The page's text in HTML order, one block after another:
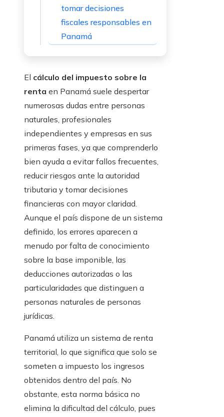
tomar decisiones
fiscales responsables en
Panamá
El cálculo del impuesto sobre la
renta en Panamá suele despertar
numerosas dudas entre personas
naturales, profesionales
independientes y empresas en sus
primeras fases, ya que comprenderlo
bien ayuda a evitar fallos frecuentes,
reducir riesgos ante la autoridad
tributaria y tomar decisiones
financieras con mayor claridad.
Aunque el país dispone de un sistema
definido, los errores aparecen a
menudo por falta de conocimiento
sobre la base imponible, las
deducciones autorizadas o las
particularidades que distinguen a
personas naturales de personas
jurídicas.
Panamá utiliza un sistema de renta
territorial, lo que significa que solo se
someten a impuesto los ingresos
obtenidos dentro del país. No
obstante, esta norma básica no
elimina la dificultad del cálculo, pues